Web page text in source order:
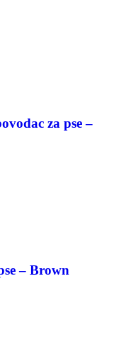
za pse –
– Brown